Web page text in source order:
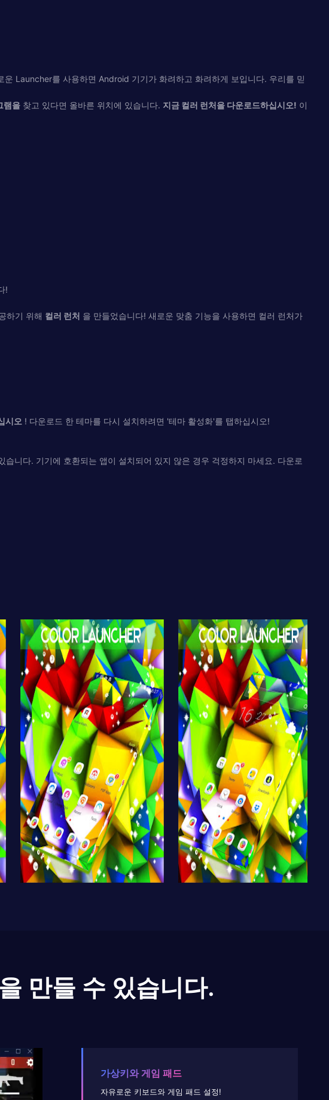
Launcher를 사용하면 Android 기기가 화려하고 화려하게 보입니다. 우리를 믿
램을 찾고 있다면 올바른 위치에 있습니다. 지금 컬러 런처을 다운로드하십시오! 이
!
하기 위해 컬러 런처 을 만들었습니다! 새로운 맞춤 기능을 사용하면 컬러 런처가
시오 ! 다운로드 한 테마를 다시 설치하려면 '테마 활성화'를 탭하십시오!
습니다. 기기에 호환되는 앱이 설치되어 있지 않은 경우 걱정하지 마세요. 다운로
만들 수 있습니다.
가상키와 게임 패드
자유로운 키보드와 게임 패드 설정!